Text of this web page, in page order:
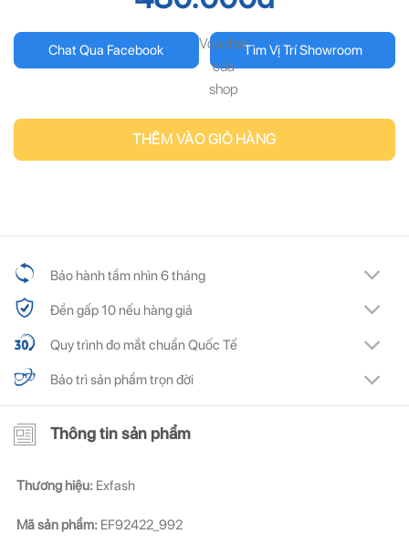
Chat Qua Facebook Tìm Vị Trí Showroom
Voucher
của
shop
THÊM VÀO GIỎ HÀNG
Bảo hành tầm nhìn 6 tháng
Đền gấp 10 nếu hàng giả
Quy trình đo mắt chuẩn Quốc Tế
Bảo trì sản phẩm trọn đời
Thông tin sản phẩm
Thương hiệu: Exfash
Mã sảnphẩm: EF92422_992